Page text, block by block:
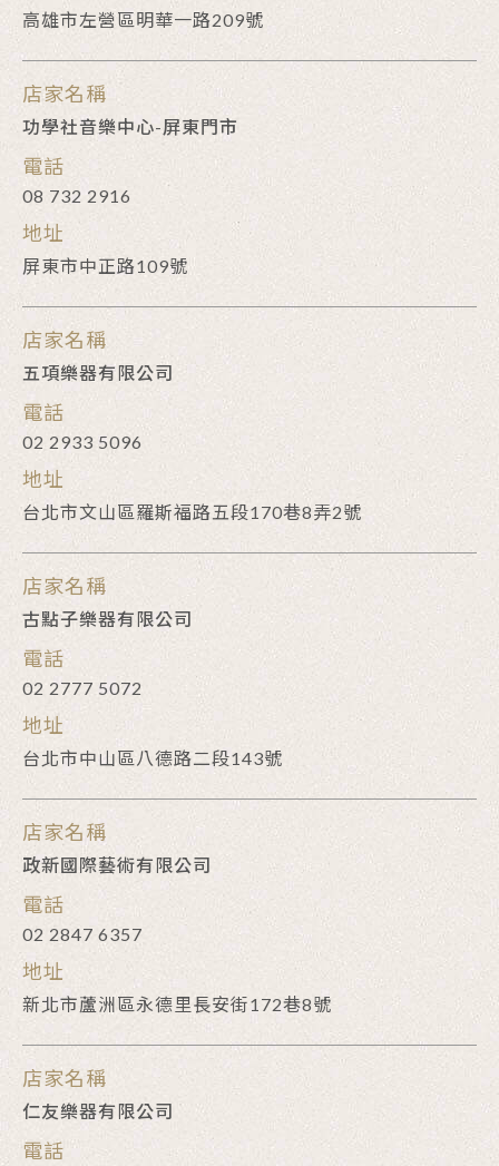
高雄市左營區明華一路209號
店家名稱
功學社音樂中心-屏東門市
電話
08 732 2916
地址
屏東市中正路109號
店家名稱
五項樂器有限公司
電話
02 2933 5096
地址
台北市文山區羅斯福路五段170巷8弄2號
店家名稱
古點子樂器有限公司
電話
02 2777 5072
地址
台北市中山區八德路二段143號
店家名稱
政新國際藝術有限公司
電話
02 2847 6357
地址
新北市蘆洲區永德里長安街172巷8號
店家名稱
仁友樂器有限公司
電話